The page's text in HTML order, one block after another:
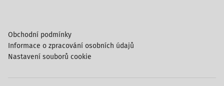
Obchodní podmínky
Informace o zpracování osobních údajů
Nastavení souborů cookie